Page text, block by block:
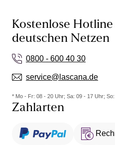
Kostenlose
deutschen Netzen
0800 - 600 40 30
service@lascana.de
* Mo - Fr: 08 - 20 Uhr; Sa: 09 - 17 Uhr; So:
Zahlarten